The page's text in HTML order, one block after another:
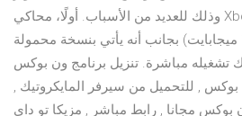
وذلك للعديد من الأسباب. أولًا، محاكي Xbox 360 يأتي صغير بشكل
مثير للدهشة (أقل من 10 ميجابايت) بجانب أنه يأتي بنسخة محمولة
تشغيله مباشرة. تنزيل برنامج ون بوكس
بوكس , للتحميل من سيرفر المايكروتيك ,
بوكس مجانا , رابط مباشر , مزيكا تو داي